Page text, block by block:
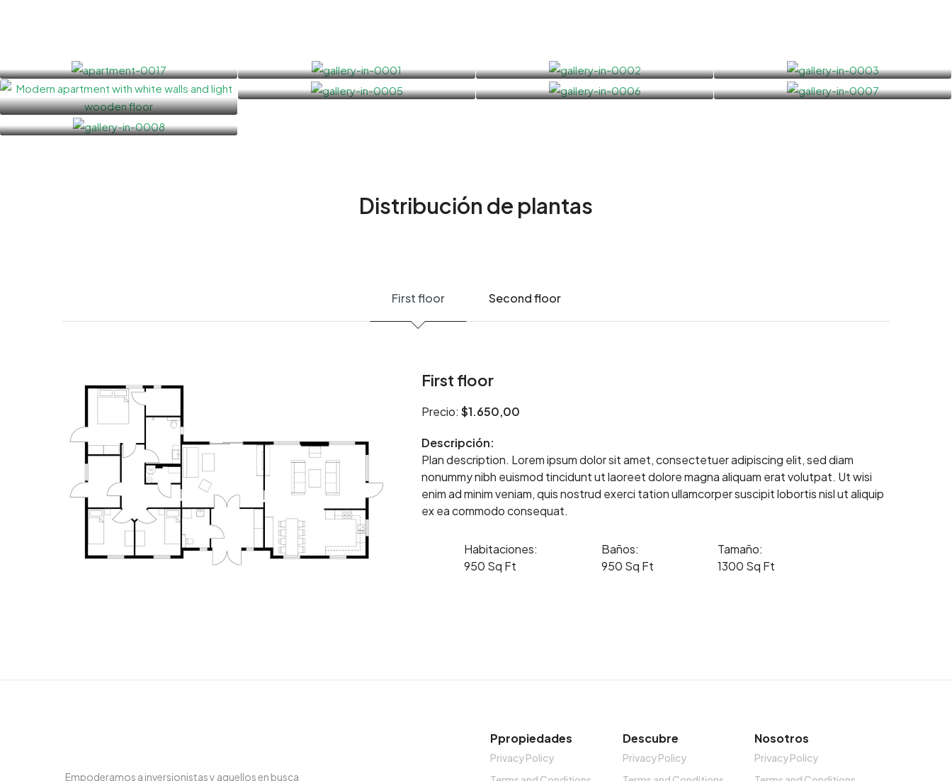
Distribución de plantas
First floor Second floor
First floor
Precio: $1.650,00
Descripción:
Plan description. Lorem ipsum dolor sit amet, consectetuer adipiscing elit, sed diam
nonummy nibh euismod tincidunt ut laoreet dolore magna aliquam erat volutpat. Ut wisi
enim ad minim veniam, quis nostrud exerci tation ullamcorper suscipit lobortis nisl ut aliquip
ex ea commodo consequat.
Habitaciones:
950 Sq Ft
Baños:
950 Sq Ft
Tamaño:
1300 Sq Ft
Empoderamos a inversionistas y aquellos en busca
Ppropiedades
Privacy Policy
Descubre
Privacy Policy
Nosotros
Privacy Policy